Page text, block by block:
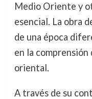
Medio Oriente y
esencial. La obra
de una época
en la
oriental.
A través de su